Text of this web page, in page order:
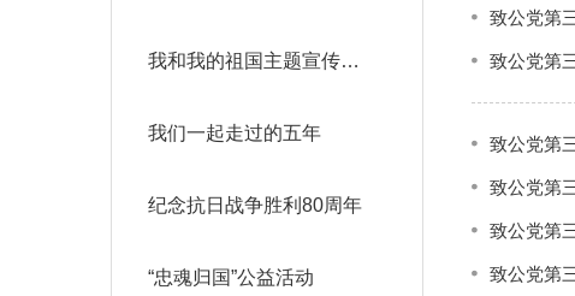
我和我的祖国主题宣传教育活动
我们一起走过的五年
纪念抗日战争胜利80周年
“忠魂归国”公益活动
致公党第
致公党第
致公党第
致公党第
致公党第
致公党第